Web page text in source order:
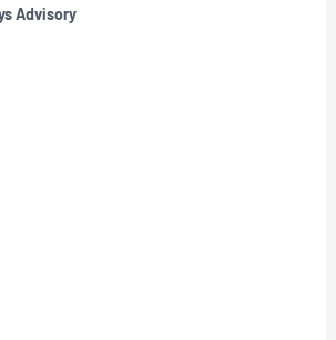
Advisory